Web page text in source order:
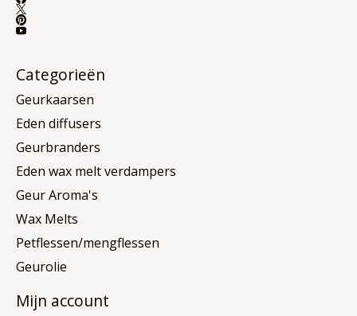
Categorieën
Geurkaarsen
Eden diffusers
Geurbranders
Eden wax melt verdampers
Geur Aroma's
Wax Melts
Petflessen/mengflessen
Geurolie
Mijn account